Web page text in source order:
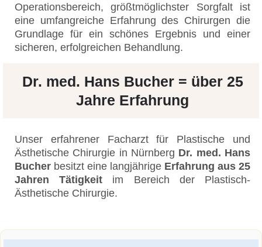
Operationsbereich, größtmöglichster Sorgfalt ist
eine umfangreiche Erfahrung des Chirurgen die
Grundlage für ein schönes Ergebnis und einer
sicheren, erfolgreichen Behandlung.
Dr. med. Hans Bucher = über 25
Jahre Erfahrung
Unser erfahrener Facharzt für Plastische und
Ästhetische Chirurgie in Nürnberg Dr. med. Hans
Bucher besitzt eine langjährige Erfahrung aus 25
Jahren Tätigkeit im Bereich der Plastisch-
Ästhetische Chirurgie.